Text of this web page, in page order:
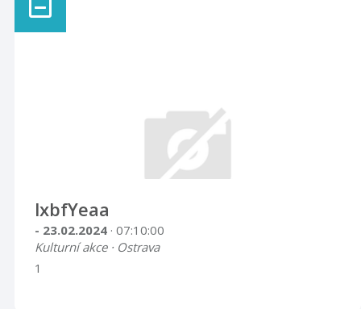
lxbfYeaa
- 23.02.2024 · 07:10:00
Kulturní akce · Ostrava
1